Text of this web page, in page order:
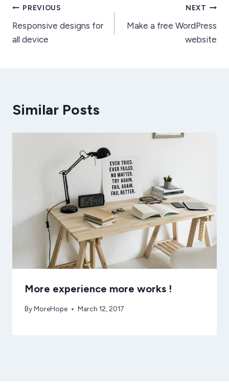
PREVIOUS
Responsive designs for
all device
NEXT
Make a free WordPress
website
Similar Posts
More experience more works !
ByMoreHope March 12, 2017